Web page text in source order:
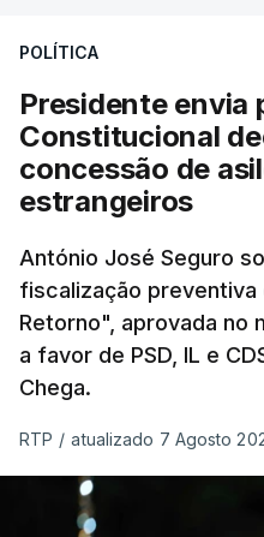
sistema mais simples,
"Sempre que seja
eliminar sobreposições
chegam a quem mais
um passo na direção
Presidente da República.
Assegurar que
prejudicado"
O Preisdente deixa, no
avisos:uma reforma
POLÍTICA
Presidente envia
Constitucional
concessão de
estrangeiros
António José Seguro
fiscalização preventiva
Retorno", aprovada no
a favor de PSD, IL e
Chega.
RTP / atualizado 7 Agosto